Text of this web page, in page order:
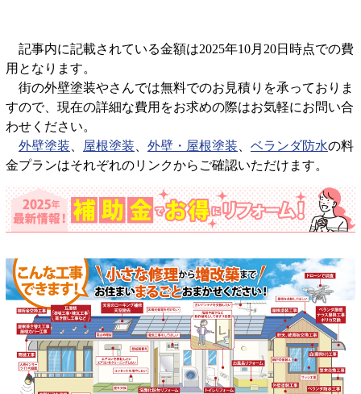
記事内に記載されている金額は2025年10月20日時点での費
用となります。
街の外壁塗装やさんでは無料でのお見積りを承っておりま
すので、現在の詳細な費用をお求めの際はお気軽にお問い合
わせください。
外壁塗装
屋根塗装 外壁・屋根塗装 ベランダ防水の料
金プランはそれぞれのリンクからご確認いただけます。